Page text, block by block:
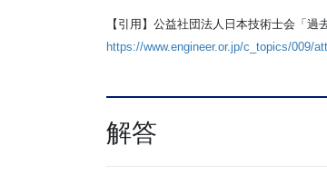
【引用】公益社団法人日本技術士会「
https://www.engineer.or.jp/c_topics/009/
解答